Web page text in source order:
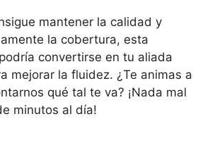
mantener la calidad y
la cobertura, esta
convertirse en tu aliada
mejorar la fluidez. ¿Te animas a
qué tal te va? ¡Nada mal
minutos al día!